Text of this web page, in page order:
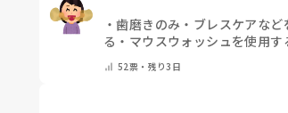
・歯磨きのみ ・ ブレスケアなど
る ・ マウスウォッシュを使用す
気にしたことない
52票・ 残り3日